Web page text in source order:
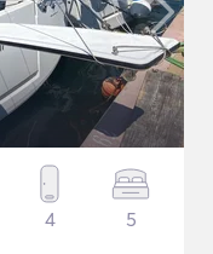
4 5